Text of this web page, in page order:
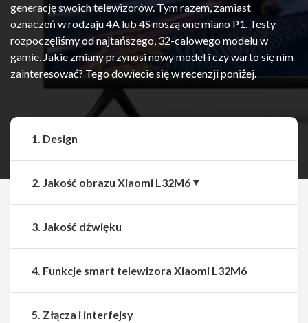
generację swoich telewizorów. Tym razem, zamiast
oznaczeń w rodzaju 4A lub 4S noszą one miano P1. Testy
rozpoczęliśmy od najtańszego, 32-calowego modelu w
gamie. Jakie zmiany przynosi nowy model i czy warto się nim
zainteresować? Tego dowiecie się w recenzji poniżej.
1. Design
2. Jakość obrazu Xiaomi L32M6
3. Jakość dźwięku
4. Funkcje smart telewizora Xiaomi L32M6
5. Złącza i interfejsy